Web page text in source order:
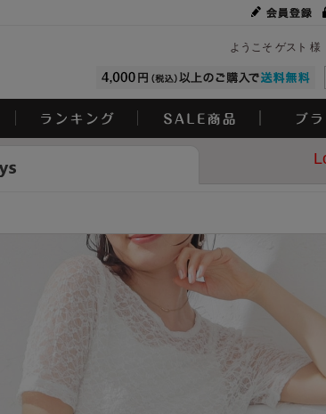
ようこそ ゲスト 様